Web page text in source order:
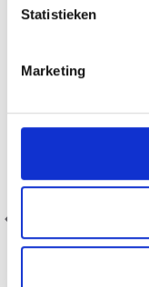
Statistieken
Marketing